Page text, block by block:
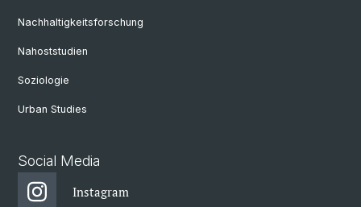
Nachhaltigkeitsforschung
Nahoststudien
Soziologie
Urban Studies
Social Media
Instagram